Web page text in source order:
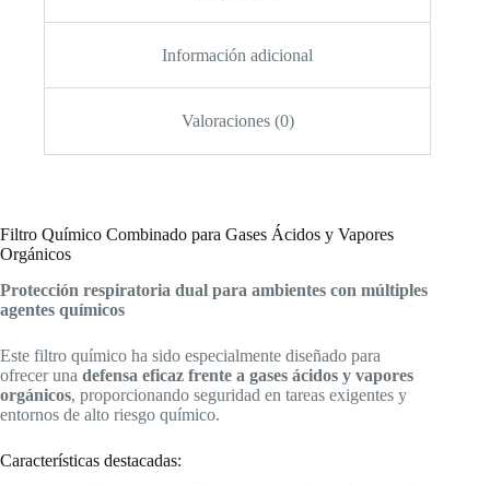
Información adicional
Valoraciones (0)
Filtro Químico Combinado para Gases Ácidos y Vapores
Orgánicos
Protección respiratoria dual para ambientes con múltiples
agentes químicos
Este filtro químico ha sido especialmente diseñado para
ofrecer una defensa eficaz frente a gases ácidos y vapores
orgánicos, proporcionando seguridad en tareas exigentes y
entornos de alto riesgo químico.
Características destacadas: